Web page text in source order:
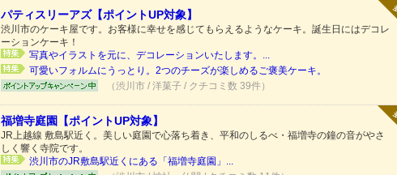
パティスリーアズ【ポイントUP対象】
渋川市のケーキ屋です。お客様に幸せを感じてもらえるようなケーキ。誕生日にはデコレ
ーションケーキ！
写真やイラストを元に、デコレーションいたします。...
可愛いフォルムにうっとり。2つのチーズが楽しめるご褒美ケーキ。
（渋川市 / 洋菓子 / クチコミ数 39件）
福増寺庭園【ポイントUP対象】
JR上越線 敷島駅近く。美しい庭園で心落ち着き、平和のしるべ・福増寺の鐘の音がやさ
しく響く寺院です。
渋川市のJR敷島駅近くにある「福増寺庭園」...